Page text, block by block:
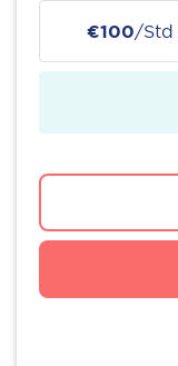
€100/Std